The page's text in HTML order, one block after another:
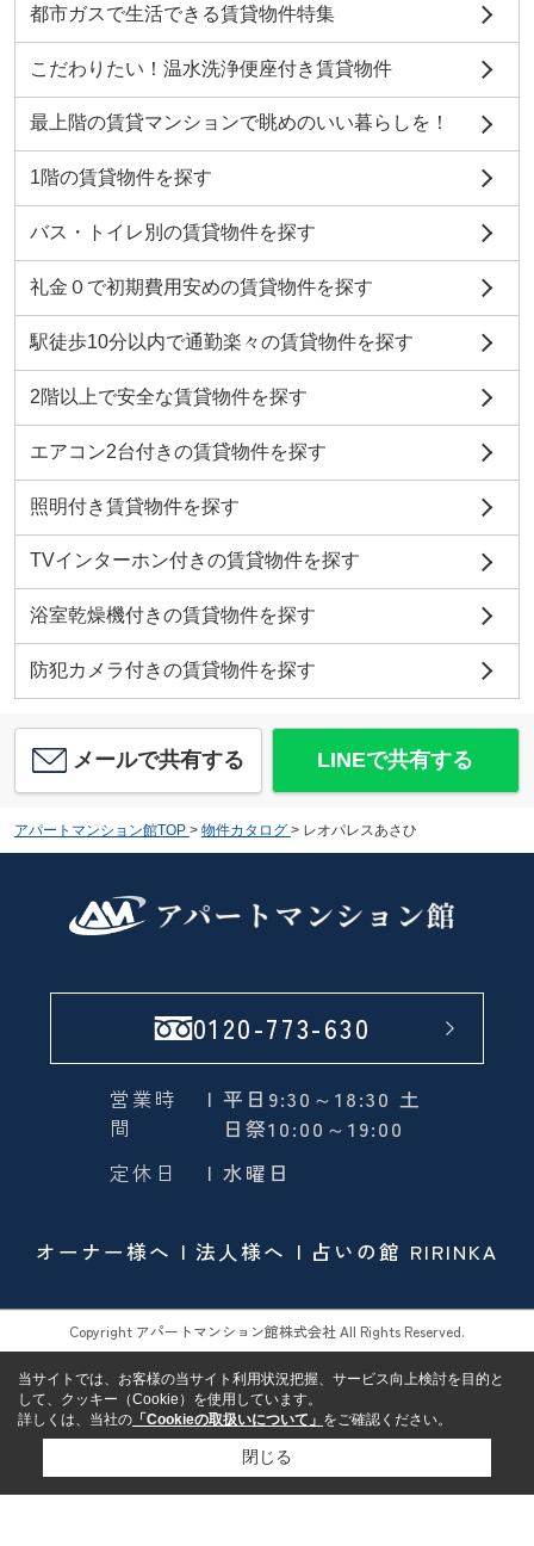
都市ガスで生活できる賃貸物件特集
こだわりたい！温水洗浄便座付き賃貸物件
最上階の賃貸マンションで眺めのいい暮らしを！
1階の賃貸物件を探す
バス・トイレ別の賃貸物件を探す
礼金０で初期費用安めの賃貸物件を探す
駅徒歩10分以内で通勤楽々の賃貸物件を探す
2階以上で安全な賃貸物件を探す
エアコン2台付きの賃貸物件を探す
照明付き賃貸物件を探す
TVインターホン付きの賃貸物件を探す
浴室乾燥機付きの賃貸物件を探す
防犯カメラ付きの賃貸物件を探す
メールで共有する LINEで共有する
アパートマンション館TOP > 物件カタログ > レオパレスあさひ
0120-773-630
営業時
間
| 平日9:30～18:30 土
日祭10:00～19:00
定休日
| 水曜日
オーナー様へ 法人様へ 占いの館 RIRINKA
Copyright アパートマンション館株式会社 All Rights Reserved.
当サイトでは、お客様の当サイト利用状況把握、サービス向上検討を目的と
して、クッキー（Cookie）を使用しています。
詳しくは、当社の 「Cookieの取扱いについて」 をご確認ください。
閉じる